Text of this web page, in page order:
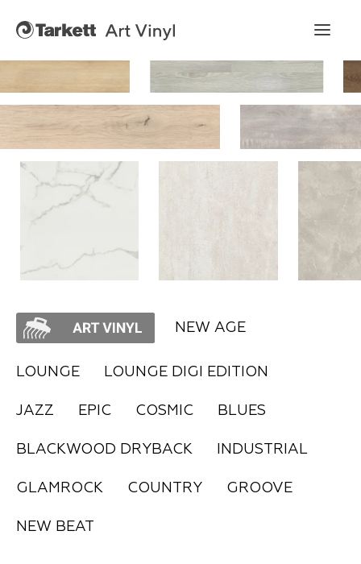
NEW AGE
LOUNGE LOUNGE DIGI EDITION
JAZZ EPIC COSMIC BLUES
BLACKWOOD DRYBACK INDUSTRIAL
GLAMROCK COUNTRY GROOVE
NEW BEAT
Art Vinyl
Коллекции
Art Vinyl в интерьере
Где купить